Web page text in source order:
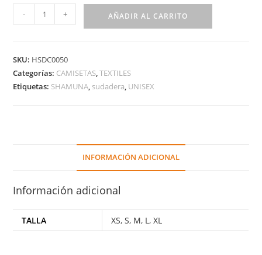
- + AÑADIR AL CARRITO
SKU: HSDC0050
Categorías: CAMISETAS,TEXTILES
Etiquetas: SHAMUNA, sudadera, UNISEX
INFORMACIÓN ADICIONAL
Información adicional
TALLA XS,S, M, L,XL